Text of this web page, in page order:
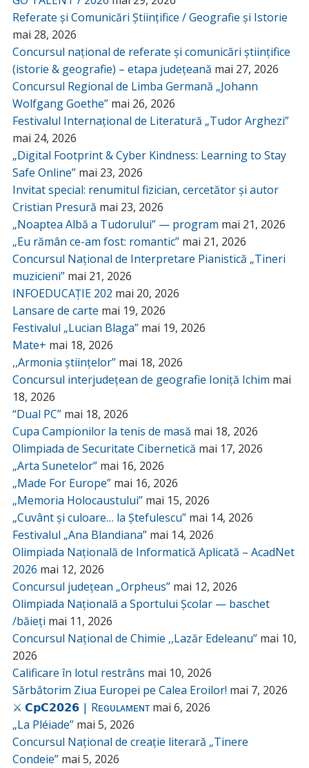
Referate și Comunicări Științifice / Geografie și Istorie
mai 28, 2026
Concursul național de referate și comunicări științifice
(istorie & geografie) – etapa județeană mai 27, 2026
Concursul Regional de Limba Germană „Johann
Wolfgang Goethe” mai 26, 2026
Festivalul Internațional de Literatură „Tudor Arghezi”
mai 24, 2026
„Digital Footprint & Cyber Kindness: Learning to Stay
Safe Online” mai 23, 2026
Invitat special: renumitul fizician, cercetător și autor
Cristian Presură mai 23, 2026
„Noaptea Albă a Tudorului” — program mai 21, 2026
„Eu rămân ce-am fost: romantic” mai 21, 2026
Concursul Național de Interpretare Pianistică „Tineri
muzicieni” mai 21, 2026
INFOEDUCAȚIE 202 mai 20, 2026
Lansare de carte mai 19, 2026
Festivalul „Lucian Blaga” mai 19, 2026
Mate+ mai 18, 2026
,,Armonia științelor” mai 18, 2026
Concursul interjudețean de geografie Ioniță Ichim mai
18, 2026
“Dual PC” mai 18, 2026
Cupa Campionilor la tenis de masă mai 18, 2026
Olimpiada de Securitate Cibernetică mai 17, 2026
„Arta Sunetelor” mai 16, 2026
„Made For Europe” mai 16, 2026
„Memoria Holocaustului” mai 15, 2026
„Cuvânt și culoare… la Ștefulescu” mai 14, 2026
Festivalul „Ana Blandiana” mai 14, 2026
Olimpiada Națională de Informatică Aplicată – AcadNet
2026 mai 12, 2026
Concursul județean „Orpheus” mai 12, 2026
Olimpiada Națională a Sportului Școlar — baschet
/băieți mai 11, 2026
Concursul Național de Chimie ,,Lazăr Edeleanu” mai 10,
2026
Calificare în lotul restrâns mai 10, 2026
Sărbătorim Ziua Europei pe Calea Eroilor! mai 7, 2026
⚔️ 𝗖𝗽𝗖𝟮𝟬𝟮𝟲 | Rᴇɢᴜʟᴀᴍᴇɴᴛ mai 6, 2026
„La Pléiade” mai 5, 2026
Concursul Național de creație literară „Tinere
Condeie” mai 5, 2026